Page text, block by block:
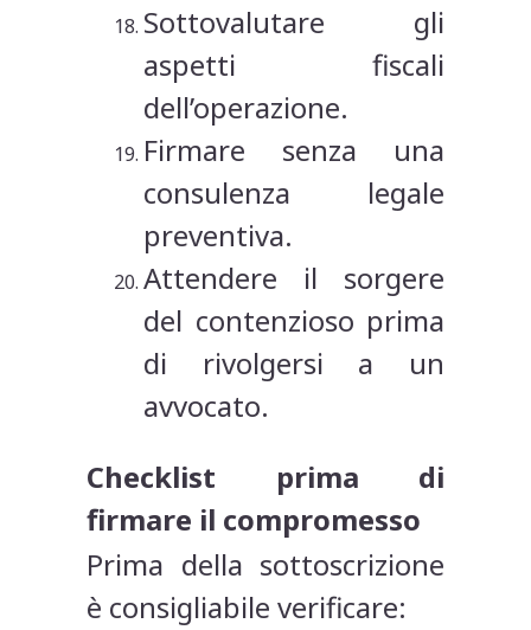
Sottovalutare gli
aspetti fiscali
dell’operazione.
Firmare senza una
consulenza legale
preventiva.
Attendere il sorgere
del contenzioso prima
di rivolgersi a un
avvocato.
Checklist prima di
firmare il compromesso
Prima della sottoscrizione
è consigliabile verificare: